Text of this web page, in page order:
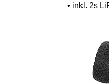
• inkl. 2s